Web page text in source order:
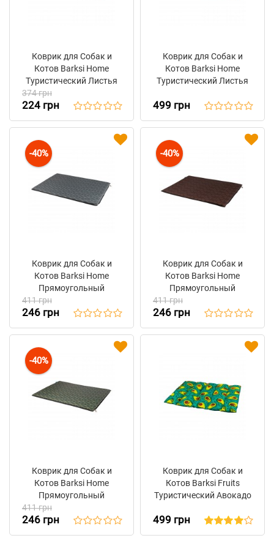
Коврик для Собак и
Котов Barksi Home
Туристический Листья
374 грн
224 грн
Коврик для Собак и
Котов Barksi Home
Туристический Листья
499 грн
-40%
Коврик для Собак и
Котов Barksi Home
Прямоугольный
Геометрия Серый
411 грн
246 грн
-40%
Коврик для Собак и
Котов Barksi Home
Прямоугольный
Геометрия Коричневый
411 грн
246 грн
-40%
Коврик для Собак и
Котов Barksi Home
Прямоугольный
Геометрия Зелёный
411 грн
246 грн
Коврик для Собак и
Котов Barksi Fruits
Туристический Авокадо
499 грн